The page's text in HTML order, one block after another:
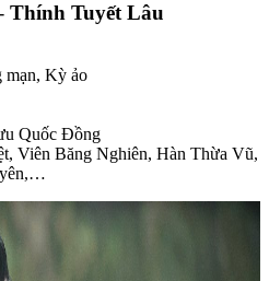
Thính Tuyết Lâu
mạn, Kỳ ảo
Quốc Đồng
Viên Băng Nghiên, Hàn Thừa Vũ,